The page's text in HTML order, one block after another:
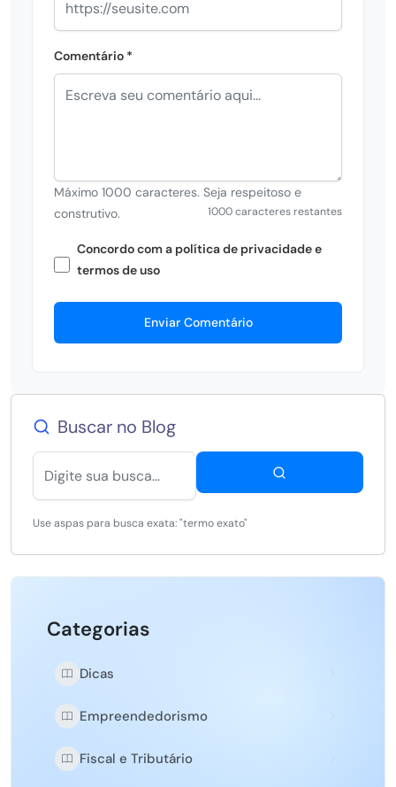
Comentário *
Máximo 1000 caracteres. Seja respeitoso e
construtivo.
1000 caracteres restantes
Concordo com a política de privacidade e
termos de uso
Enviar Comentário
Buscar no Blog
Use aspas para busca exata: "termo exato"
Categorias
Dicas
Empreendedorismo
Fiscal e Tributário